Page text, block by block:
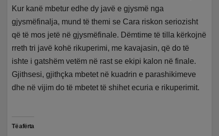
Kur kanë mbetur edhe dy javë e gjysmë nga
gjysmëfinalja, mund të themi se Cara riskon seriozisht
që të mos jetë në gjysmëfinale. Dëmtime të tilla kërkojnë
rreth tri javë kohë rikuperimi, me kavajasin, që do të
ishte i gatshëm vetëm në rast se ekipi kalon në finale.
Gjithsesi, gjithçka mbetet në kuadrin e parashikimeve
dhe në vijim do të mbetet të shihet ecuria e rikuperimit.
Të afërta